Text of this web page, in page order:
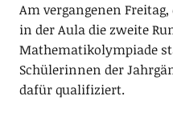
Am vergangenen Freitag,
in der Aula die zweite
Mathematikolympiade
Schülerinnen der
dafür qualifiziert.